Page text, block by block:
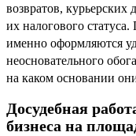
возвратов, курьерских
их налогового
именно оформляются
неосновательного
на каком основании
Досудебная
бизнеса на